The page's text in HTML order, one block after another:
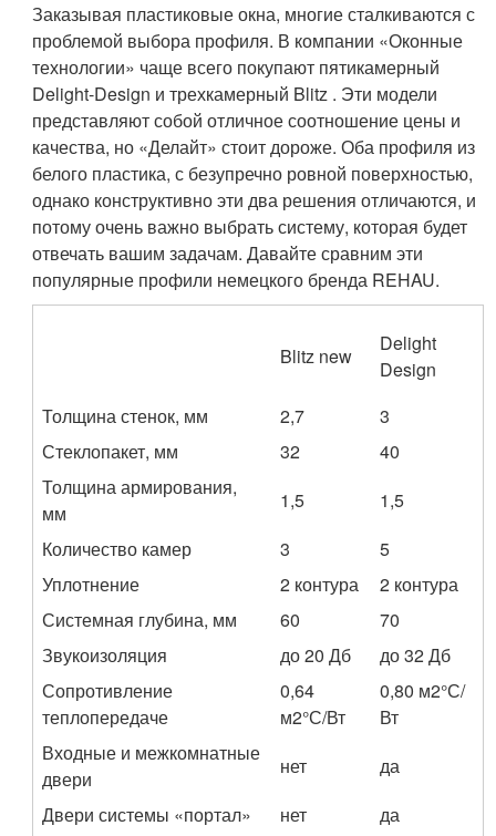
Заказывая пластиковые окна, многие сталкиваются с
проблемой выбора профиля. В компании «Оконные
технологии» чаще всего покупают пятикамерный
Delight-Design и трехкамерный Blitz . Эти модели
представляют собой отличное соотношение цены и
качества, но «Делайт» стоит дороже. Оба профиля из
белого пластика, с безупречно ровной поверхностью,
однако конструктивно эти два решения отличаются, и
потому очень важно выбрать систему, которая будет
отвечать вашим задачам. Давайте сравним эти
популярные профили немецкого бренда REHAU.
Blitz new
Delight
Design
Толщина стенок, мм
2,7
3
Стеклопакет, мм
32
40
Толщина армирования,
мм
1,5
1,5
Количество камер
3
5
Уплотнение
2 контура
2 контура
Системная глубина, мм
60
70
Звукоизоляция
до 20 Дб
до 32 Дб
Сопротивление
теплопередаче
0,64
м2°С/Вт
0,80 м2°С/
Вт
Входные и межкомнатные
двери
нет
да
Двери системы «портал»
нет
да